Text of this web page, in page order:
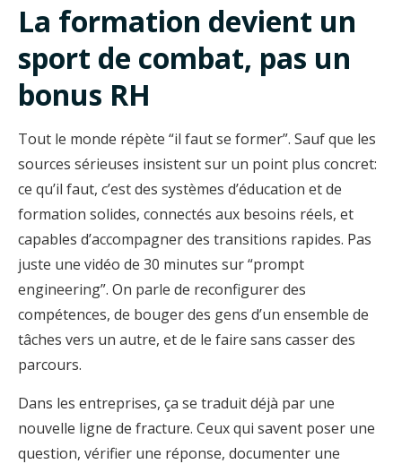
La formation devient un
sport de combat, pas un
bonus RH
Tout le monde répète “il faut se former”. Sauf que les
sources sérieuses insistent sur un point plus concret:
ce qu’il faut, c’est des systèmes d’éducation et de
formation solides, connectés aux besoins réels, et
capables d’accompagner des transitions rapides. Pas
juste une vidéo de 30 minutes sur “prompt
engineering”. On parle de reconfigurer des
compétences, de bouger des gens d’un ensemble de
tâches vers un autre, et de le faire sans casser des
parcours.
Dans les entreprises, ça se traduit déjà par une
nouvelle ligne de fracture. Ceux qui savent poser une
question, vérifier une réponse, documenter une